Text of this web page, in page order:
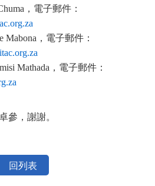
，電子郵件：
Mabona，電子郵件：
Mathada，電子郵件：
參，謝謝。
回列表